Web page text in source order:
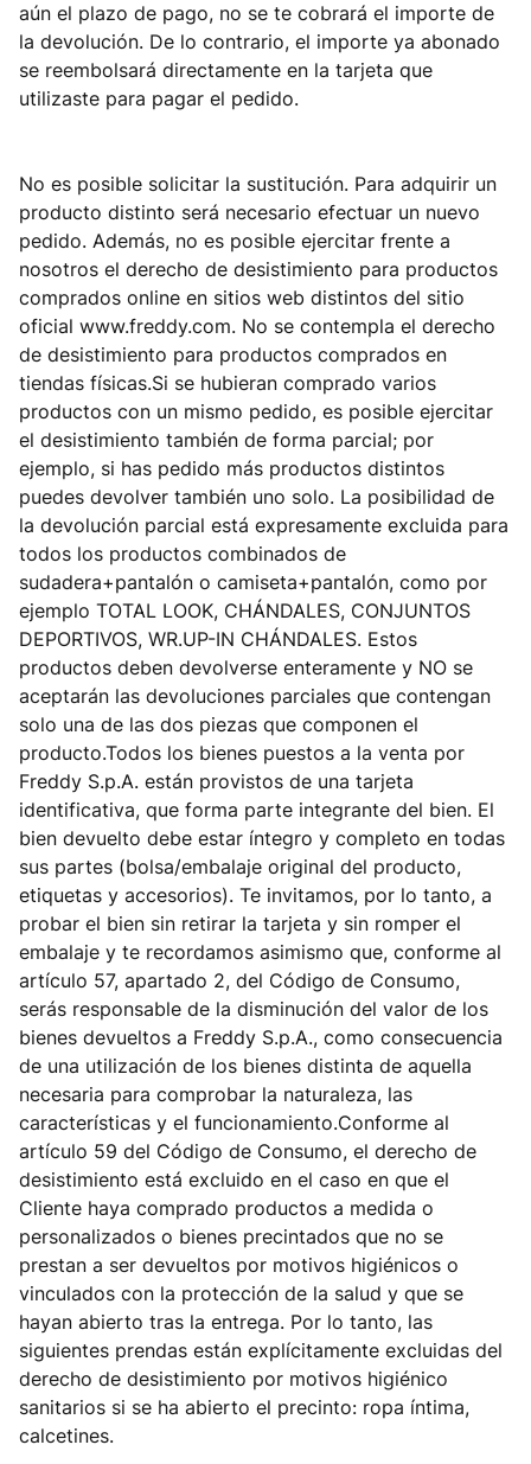
aún el plazo de pago, no se te cobrará el importe de
la devolución. De lo contrario, el importe ya abonado
se reembolsará directamente en la tarjeta que
utilizaste para pagar el pedido.
No es posible solicitar la sustitución. Para adquirir un
producto distinto será necesario efectuar un nuevo
pedido. Además, no es posible ejercitar frente a
nosotros el derecho de desistimiento para productos
comprados online en sitios web distintos del sitio
oficial www.freddy.com. No se contempla el derecho
de desistimiento para productos comprados en
tiendas físicas.Si se hubieran comprado varios
productos con un mismo pedido, es posible ejercitar
el desistimiento también de forma parcial; por
ejemplo, si has pedido más productos distintos
puedes devolver también uno solo. La posibilidad de
la devolución parcial está expresamente excluida para
todos los productos combinados de
sudadera+pantalón o camiseta+pantalón, como por
ejemplo TOTAL LOOK, CHÁNDALES, CONJUNTOS
DEPORTIVOS, WR.UP-IN CHÁNDALES. Estos
productos deben devolverse enteramente y NO se
aceptarán las devoluciones parciales que contengan
solo una de las dos piezas que componen el
producto.Todos los bienes puestos a la venta por
Freddy S.p.A. están provistos de una tarjeta
identificativa, que forma parte integrante del bien. El
bien devuelto debe estar íntegro y completo en todas
sus partes (bolsa/embalaje original del producto,
etiquetas y accesorios). Te invitamos, por lo tanto, a
probar el bien sin retirar la tarjeta y sin romper el
embalaje y te recordamos asimismo que, conforme al
artículo 57, apartado 2, del Código de Consumo,
serás responsable de la disminución del valor de los
bienes devueltos a Freddy S.p.A., como consecuencia
de una utilización de los bienes distinta de aquella
necesaria para comprobar la naturaleza, las
características y el funcionamiento.Conforme al
artículo 59 del Código de Consumo, el derecho de
desistimiento está excluido en el caso en que el
Cliente haya comprado productos a medida o
personalizados o bienes precintados que no se
prestan a ser devueltos por motivos higiénicos o
vinculados con la protección de la salud y que se
hayan abierto tras la entrega. Por lo tanto, las
siguientes prendas están explícitamente excluidas del
derecho de desistimiento por motivos higiénico
sanitarios si se ha abierto el precinto: ropa íntima,
calcetines.